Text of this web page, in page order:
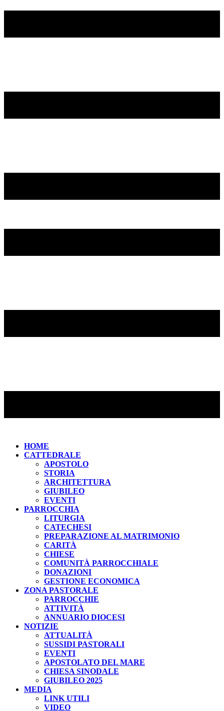
HOME
CATTEDRALE
APOSTOLO
STORIA
ARCHITETTURA
GIUBILEO
EVENTI
PARROCCHIA
LITURGIA
CATECHESI
PREPARAZIONE AL MATRIMONIO
CARITÀ
CHIESE
COMUNITÀ PARROCCHIALE
DONAZIONI
GESTIONE ECONOMICA
ZONA PASTORALE
PARROCCHIE
ATTIVITÀ
ANNUARIO DIOCESI
NOTIZIE
ATTUALITÀ
SUSSIDI PASTORALI
EVENTI
APOSTOLATO DEL MARE
CHIESA SINODALE
GIUBILEO 2025
MEDIA
LINK UTILI
VIDEO